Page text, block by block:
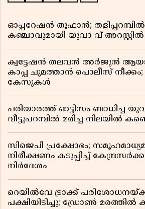
ഓപ്പറേഷൻ തൂഫാൻ; തളിപ്പറമ്പിൽ
കഞ്ചാവുമായി യുവാ വ് അറസ്റ്റിൽ
ക്വട്ടേഷൻ തലവൻ അർജുൻ
കാപ്പ ചുമത്താൻ പൊലീസ് നീക്കം;
കേസുകൾ
പരിയാരത്ത് ഓട്ടിസം ബാധിച്ച
വീട്ടുപറമ്പിൽ മരിച്ച നിലയിൽ
സിജെപി പ്രക്ഷോഭം;
നിരീക്ഷണം കടുപ്പിച്ച്
നിർദേശം
റെയിൽവേ ട്രാക്ക്
പക്ഷിയിടിച്ചു; ഡ്രോൺ മരത്തിൽ